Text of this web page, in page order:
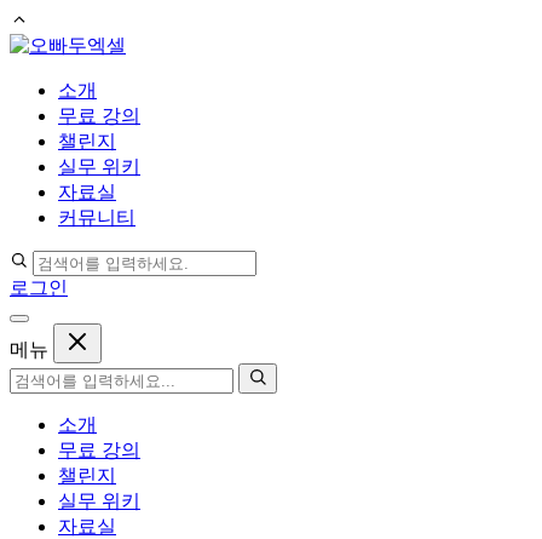
컨
소개
무료 강의
챌린지
실무 위키
자료실
커뮤니티
로그인
메뉴
소개
무료 강의
챌린지
실무 위키
자료실